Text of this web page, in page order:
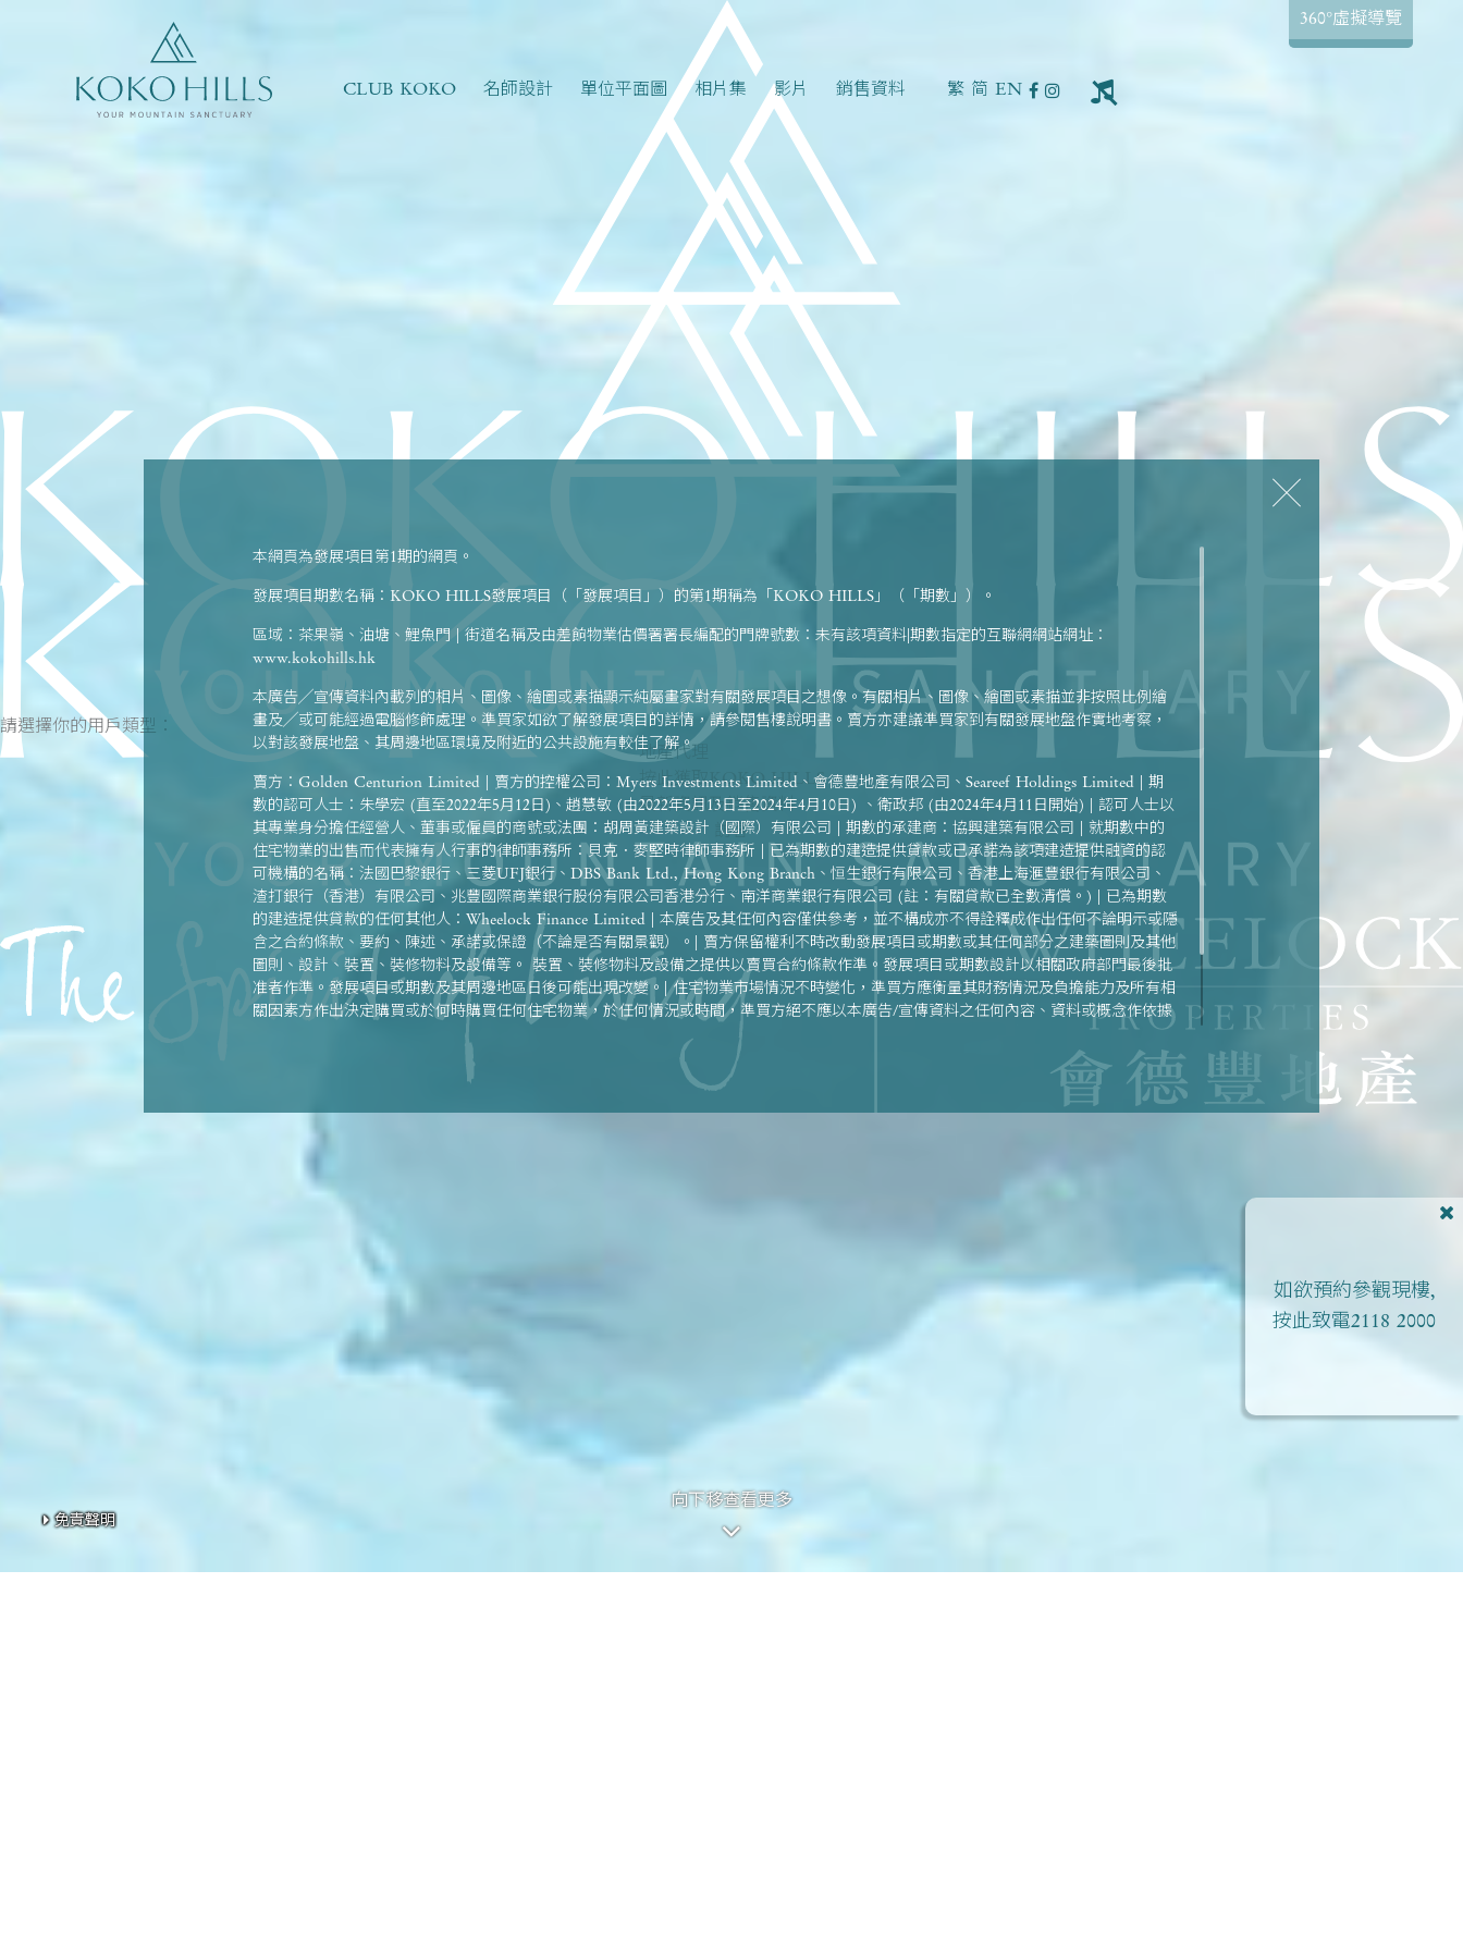
CLUB KOKO 名師設計 單位平面圖 相片集 影片 銷售資料 繁 简 EN
360°虛擬導覽
如欲預約參觀現樓,
按此致電2118 2000
本網頁為發展項目第1期的網頁。
發展項目期數名稱：KOKO HILLS發展項目（「發展項目」）的第1期稱為「KOKO HILLS」（「期數」）。
區域：茶果嶺、油塘、鯉魚門 | 街道名稱及由差餉物業估價署署長編配的門牌號數：未有該項資料|期數指定的互聯網網站網址：
www.kokohills.hk
本廣告╱宣傳資料內載列的相片、圖像、繪圖或素描顯示純屬畫家對有關發展項目之想像。有關相片、圖像、繪圖或素描並非按照比例繪
畫及╱或可能經過電腦修飾處理。準買家如欲了解發展項目的詳情，請參閱售樓說明書。賣方亦建議準買家到有關發展地盤作實地考察，
以對該發展地盤、其周邊地區環境及附近的公共設施有較佳了解。
賣方：Golden Centurion Limited | 賣方的控權公司：Myers Investments Limited、會德豐地產有限公司、Seareef Holdings Limited | 期
數的認可人士：朱學宏 (直至2022年5月12日)、趙慧敏 (由2022年5月13日至2024年4月10日) 、衛政邦 (由2024年4月11日開始) | 認可人士以
其專業身分擔任經營人、董事或僱員的商號或法團：胡周黃建築設計（國際）有限公司 | 期數的承建商：協興建築有限公司 | 就期數中的
住宅物業的出售而代表擁有人行事的律師事務所：貝克．麥堅時律師事務所 | 已為期數的建造提供貸款或已承諾為該項建造提供融資的認
可機構的名稱：法國巴黎銀行、三菱UFJ銀行、DBS Bank Ltd., Hong Kong Branch、恒生銀行有限公司、香港上海滙豐銀行有限公司、
渣打銀行（香港）有限公司、兆豐國際商業銀行股份有限公司香港分行、南洋商業銀行有限公司 (註：有關貸款已全數清償。) | 已為期數
的建造提供貸款的任何其他人：Wheelock Finance Limited | 本廣告及其任何內容僅供參考，並不構成亦不得詮釋成作出任何不論明示或隱
含之合約條款、要約、陳述、承諾或保證（不論是否有關景觀）。| 賣方保留權利不時改動發展項目或期數或其任何部分之建築圖則及其他
圖則、設計、裝置、裝修物料及設備等。 裝置、裝修物料及設備之提供以賣買合約條款作準。發展項目或期數設計以相關政府部門最後批
准者作準。發展項目或期數及其周邊地區日後可能出現改變。| 住宅物業市場情況不時變化，準買方應衡量其財務情況及負擔能力及所有相
關因素方作出決定購買或於何時購買任何住宅物業，於任何情況或時間，準買方絕不應以本廣告/宣傳資料之任何內容、資料或概念作依據
或受其影響決定購買或於何時購買任何住宅物業。| 賣方建議準買方參閱有關售樓說明書，以了解發展項目或期數的資料。| 詳情請參閱售
免責聲明
請選擇你的用戶類型：
地產代理
按此獲取KOKO HILLS
最新資訊及銷售資料
訪客
向下移查看更多
免責聲明
免責聲明
免責聲明
強健體魄
免責聲明
向下移查看更多